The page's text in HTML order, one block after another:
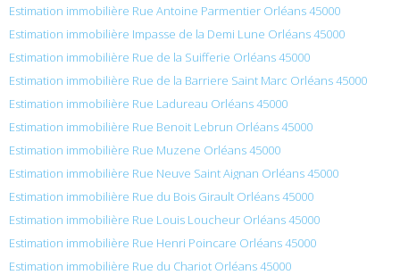
Estimation immobilière Rue Antoine Parmentier Orléans 45000
Estimation immobilière Impasse de la Demi Lune Orléans 45000
Estimation immobilière Rue de la Suifferie Orléans 45000
Estimation immobilière Rue de la Barriere Saint Marc Orléans 45000
Estimation immobilière Rue Ladureau Orléans 45000
Estimation immobilière Rue Benoit Lebrun Orléans 45000
Estimation immobilière Rue Muzene Orléans 45000
Estimation immobilière Rue Neuve Saint Aignan Orléans 45000
Estimation immobilière Rue du Bois Girault Orléans 45000
Estimation immobilière Rue Louis Loucheur Orléans 45000
Estimation immobilière Rue Henri Poincare Orléans 45000
Estimation immobilière Rue du Chariot Orléans 45000